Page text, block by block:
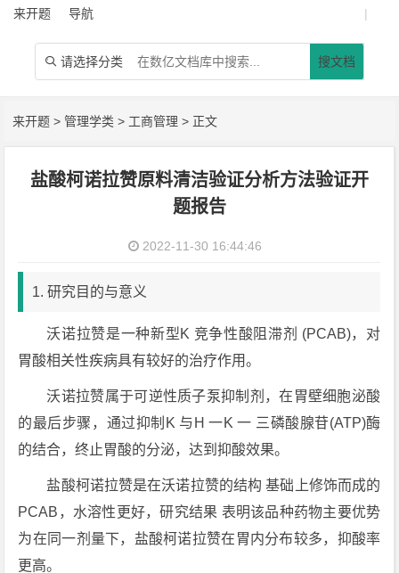
来开题 导航 |
 请选择分类 搜文档
来开题 >管理学类 > 工商管理 > 正文
盐酸柯诺拉赞原料清洁验证分析方法验证开
题报告
2022-11-30 16:44:46
1. 研究目的与意义
沃诺拉赞是一种新型K 竞争性酸阻滞剂 (PCAB)，对
胃酸相关性疾病具有较好的治疗作用。
沃诺拉赞属于可逆性质子泵抑制剂，在胃壁细胞泌酸
的最后步骤，通过抑制K 与H 一K 一 三磷酸腺苷(ATP)酶
的结合，终止胃酸的分泌，达到抑酸效果。
盐酸柯诺拉赞是在沃诺拉赞的结构 基础上修饰而成的
PCAB，水溶性更好，研究结果 表明该品种药物主要优势
为在同一剂量下，盐酸柯诺拉赞在胃内分布较多，抑酸率
更高。